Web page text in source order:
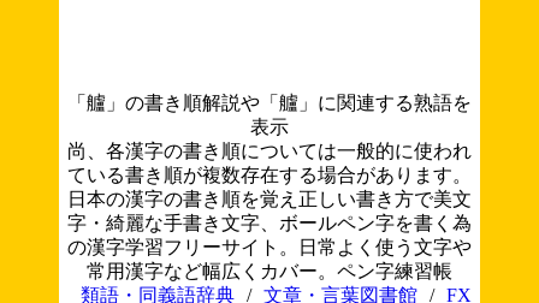
「艫」の書き順解説や「艫」に関連する熟語を
表示
尚、各漢字の書き順については一般的に使われ
ている書き順が複数存在する場合があります。
日本の漢字の書き順を覚え正しい書き方で美文
字・綺麗な手書き文字、ボールペン字を書く為
の漢字学習フリーサイト。日常よく使う文字や
常用漢字など幅広くカバー。ペン字練習帳
類語・同義語辞典
/ 文章・言葉図書館 / FX